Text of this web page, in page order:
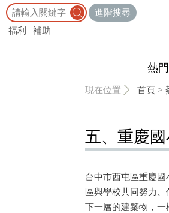
進階搜尋
福利
補助
熱
現在位置 首頁 >
五、重慶
台中市西屯區重慶
區與學校共同努力
下一層的建築物，